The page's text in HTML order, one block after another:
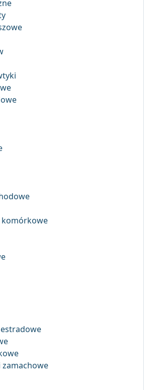
komórkowe
zamachowe